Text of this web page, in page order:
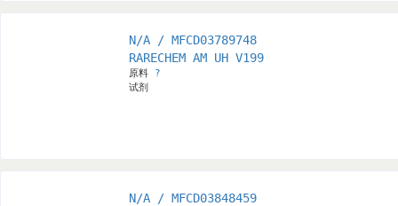
N/A / MFCD03789748
RARECHEM AM UH V199
原料 ?
试剂
N/A / MFCD03848459